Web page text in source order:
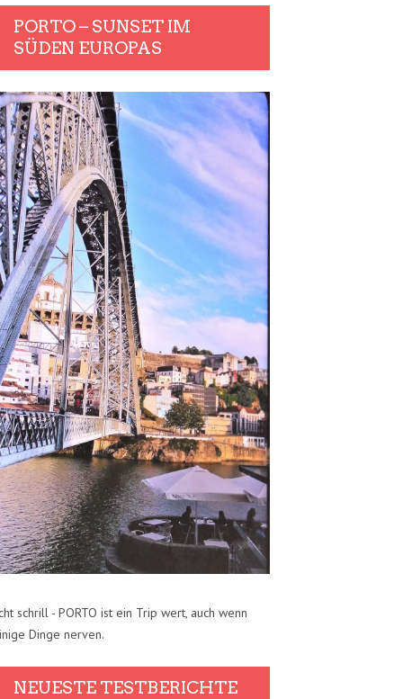
PORTO – SUNSET IM
SÜDEN EUROPAS
schrill - PORTO ist ein Trip wert, auch wenn
Dinge nerven.
NEUESTE TESTBERICHTE